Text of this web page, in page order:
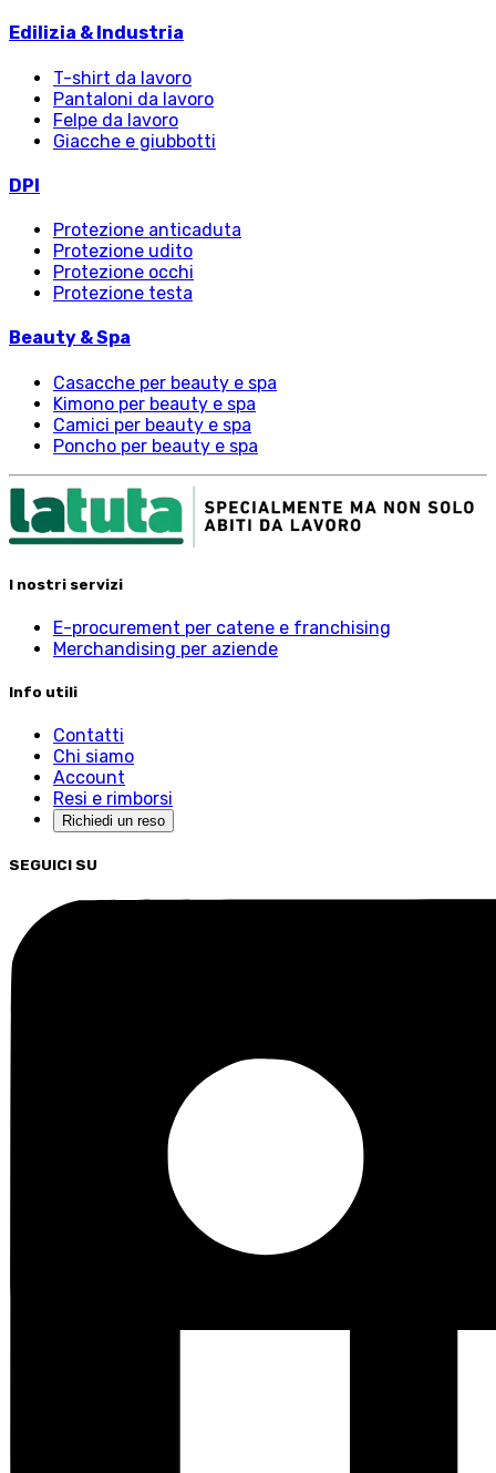
Edilizia & Industria
T-shirt da lavoro
Pantaloni da lavoro
Felpe da lavoro
Giacche e giubbotti
DPI
Protezione anticaduta
Protezione udito
Protezione occhi
Protezione testa
Beauty & Spa
Casacche per beauty e spa
Kimono per beauty e spa
Camici per beauty e spa
Poncho per beauty e spa
I nostri servizi
E-procurement per catene e franchising
Merchandising per aziende
Info utili
Contatti
Chi siamo
Account
Resi e rimborsi
Richiedi un reso
SEGUICI SU